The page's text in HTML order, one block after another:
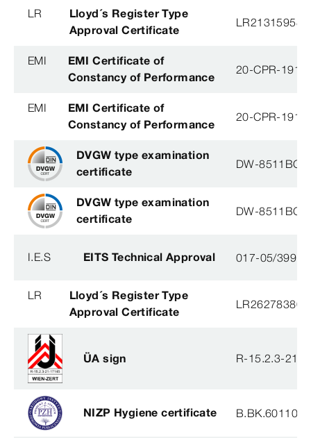
LR
Lloyd´s Register Type
Approval Certificate
EMI
EMI Certificate of
Constancy of Performance
20-CPR-191-
EMI
EMI Certificate of
Constancy of Performance
20-CPR-191-
DVGW type examination
certificate
DW-
DVGW type examination
certificate
DW-
I.E.S EITS Technical Approval 017-05/3991-
LR
Lloyd´s Register Type
Approval Certificate
ÜA sign R-15.2.3-21-
NIZP Hygiene certificate